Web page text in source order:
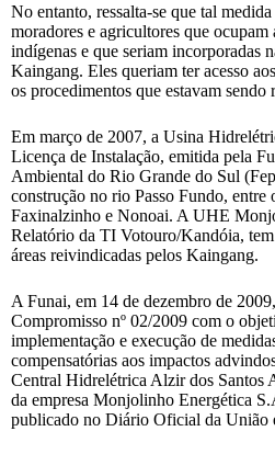
No entanto, ressalta-se que tal
moradores e agricultores que ocupam
indígenas e que seriam incorporadas
Kaingang. Eles queriam ter acesso
os procedimentos que estavam sendo
Em março de 2007, a Usina
Licença de Instalação, emitida pela
Ambiental do Rio Grande do Sul
construção no rio Passo Fundo, entre
Faxinalzinho e Nonoai. A UHE
Relatório da TI Votouro/Kandóia,
áreas reivindicadas pelos Kaingang.
A Funai, em 14 de dezembro de
Compromisso nº 02/2009 com o
implementação e execução de
compensatórias aos impactos
Central Hidrelétrica Alzir dos
da empresa Monjolinho Energética
publicado no Diário Oficial da União